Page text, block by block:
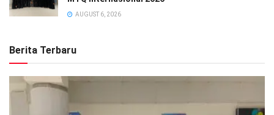
AUGUST 6, 2026
Berita Terbaru